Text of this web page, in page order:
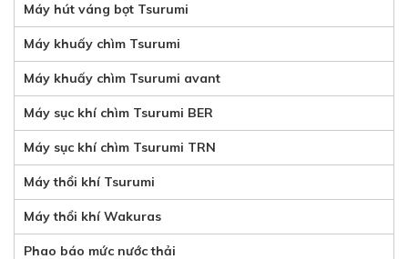
Máy hút váng bọt Tsurumi
Máy khuấy chìm Tsurumi
Máy khuấy chìm Tsurumi avant
Máy sục khí chìm Tsurumi BER
Máy sục khí chìm Tsurumi TRN
Máy thổi khí Tsurumi
Máy thổi khí Wakuras
Phao báo mức nước thải